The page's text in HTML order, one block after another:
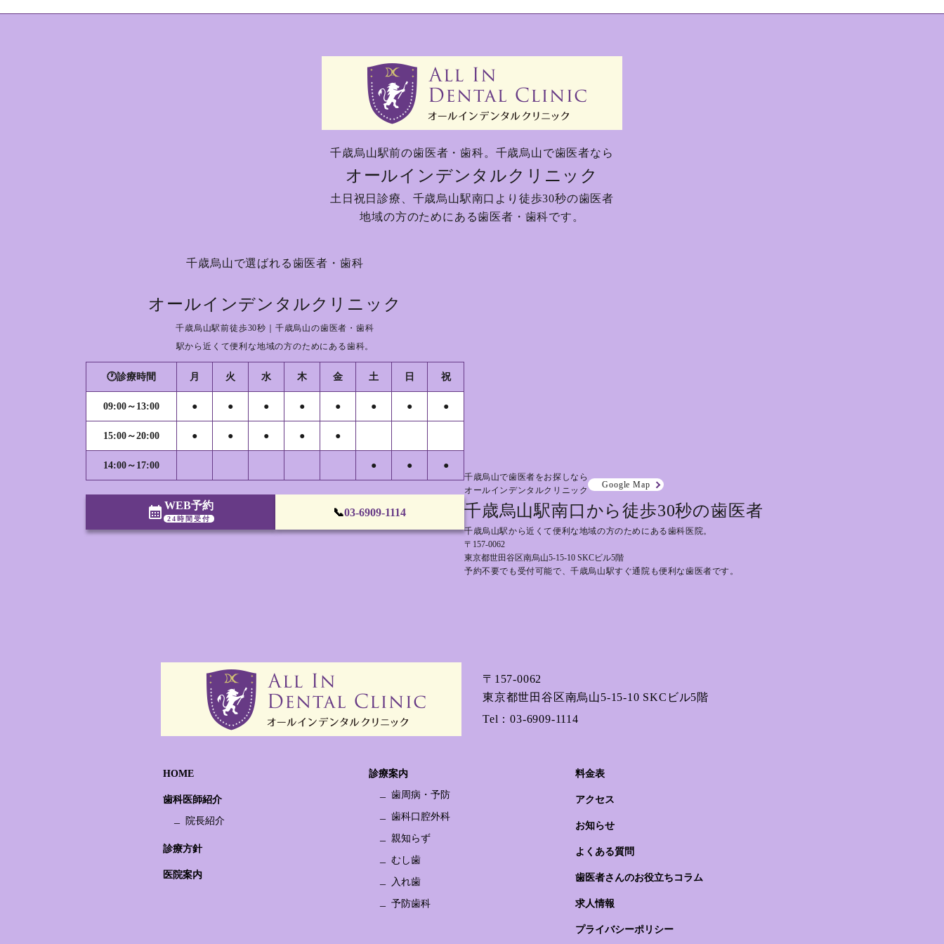
千歳烏山駅前の歯医者・歯科。 千歳烏山で歯医者なら
オールインデンタルクリニック
土日祝日診療、 千歳烏山駅南口より徒歩30秒の歯医者
地域の方のためにある歯医者・歯科です。
千歳烏山で選ばれる歯医者・歯科
オールインデンタルクリニック
千歳烏山駅前徒歩30秒｜千歳烏山の歯医者・歯科
駅から近くて便利な地域の方のためにある歯科。
🕐診療時間 月 火 水 木 金 土 日 祝
09:00～13:00 ● ● ● ● ● ● ● ●
15:00～20:00 ● ● ● ● ●
14:00～17:00 ● ● ●
calendar_month WEB予約
24時間受付
📞03-6909-1114
千歳烏山で歯医者をお探しなら
オールインデンタルクリニック
Google Map
千歳烏山駅南口から徒歩30秒の歯医者
千歳烏山駅から近くて便利な地域の方のためにある歯科医院。
〒157-0062
東京都世田谷区南烏山5-15-10 SKCビル5階
予約不要でも受付可能で、千歳烏山駅すぐ通院も便利な歯医者です。
〒157-0062
東京都世田谷区南烏山5-15-10 SKCビル5階
Tel：03-6909-1114
HOME
歯科医師紹介
院長紹介
診療方針
医院案内
診療案内
歯周病・予防
歯科口腔外科
親知らず
むし歯
入れ歯
予防歯科
料金表
アクセス
お知らせ
よくある質問
歯医者さんのお役立ちコラム
求人情報
プライバシーポリシー